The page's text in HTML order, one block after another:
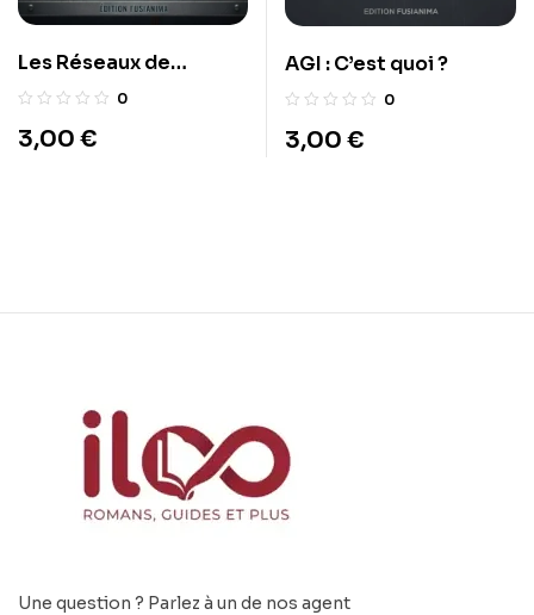
Les Réseaux de
Neurones Artificiels
0
3,00 €
AGI : C’est quoi ?
0
3,00 €
Une question ? Parlez à un de nos agent